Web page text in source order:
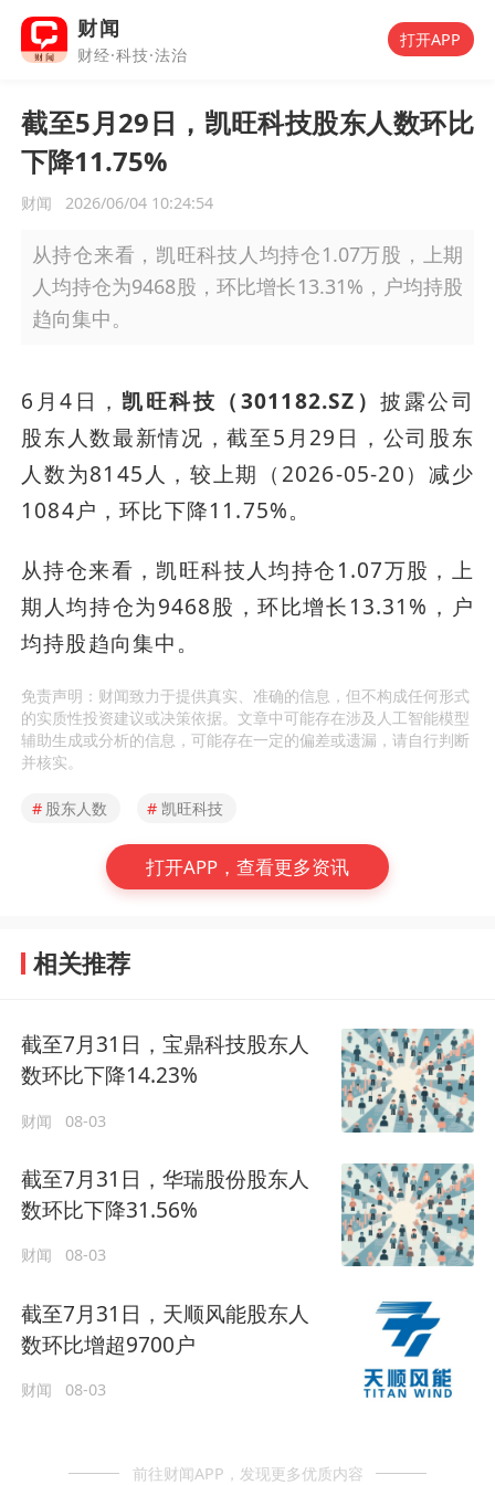
财闻
财经·科技·法治
打开APP
截至5月29日，凯旺科技股东人数环比
下降11.75%
财闻 2026/06/04 10:24:54
从持仓来看，凯旺科技人均持仓1.07万股，上期
人均持仓为9468股，环比增长13.31%，户均持股
趋向集中。
6月4日， 凯旺科技（301182.SZ）披露公司
股东人数最新情况，截至5月29日，公司股东
人数为8145人，较上期（2026-05-20）减少
1084户，环比下降11.75%。
从持仓来看，凯旺科技人均持仓1.07万股，上
期人均持仓为9468股，环比增长13.31%，户
均持股趋向集中。
免责声明：财闻致力于提供真实、准确的信息，但不构成任何形式
的实质性投资建议或决策依据。文章中可能存在涉及人工智能模型
辅助生成或分析的信息，可能存在一定的偏差或遗漏，请自行判断
并核实。
# 股东人数 # 凯旺科技
打开APP，查看更多资讯
相关推荐
截至7月31日，宝鼎科技股东人
数环比下降14.23%
财闻 08-03
截至7月31日，华瑞股份股东人
数环比下降31.56%
财闻 08-03
截至7月31日，天顺风能股东人
数环比增超9700户
财闻 08-03
前往财闻APP，发现更多优质内容